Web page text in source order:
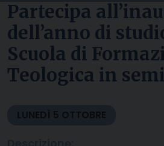
Partecipa
dell’anno di
Scuola di
Teologica in
LUNEDÌ 5 OTTOBRE